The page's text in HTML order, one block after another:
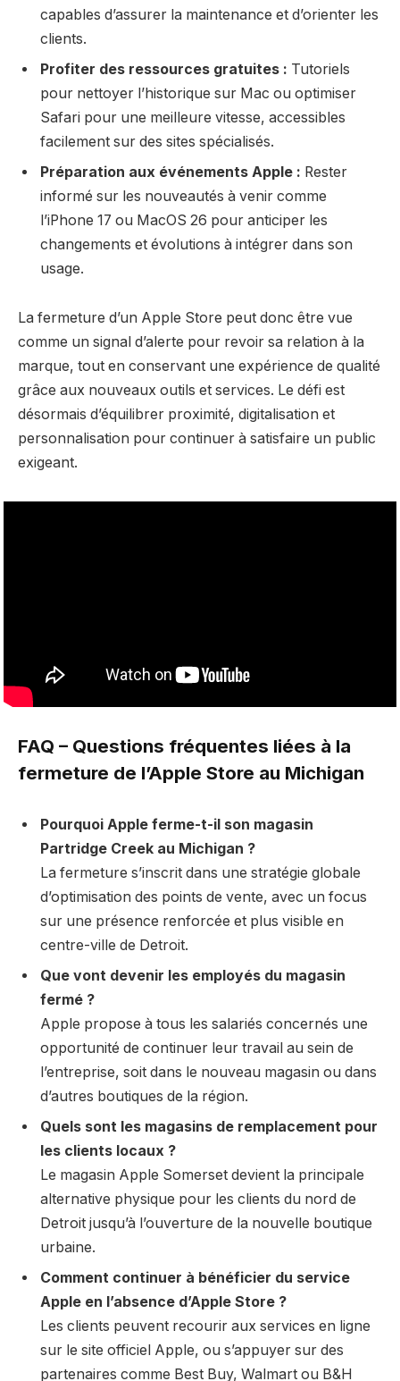
capables d’assurer la maintenance et d’orienter les
clients.
Profiter des ressources gratuites : Tutoriels
pour nettoyer l’historique sur Mac ou optimiser
Safari pour une meilleure vitesse, accessibles
facilement sur des sites spécialisés.
Préparation aux événements Apple : Rester
informé sur les nouveautés à venir comme
l’iPhone 17 ou MacOS 26 pour anticiper les
changements et évolutions à intégrer dans son
usage.
La fermeture d’un Apple Store peut donc être vue
comme un signal d’alerte pour revoir sa relation à la
marque, tout en conservant une expérience de qualité
grâce aux nouveaux outils et services. Le défi est
désormais d’équilibrer proximité, digitalisation et
personnalisation pour continuer à satisfaire un public
exigeant.
FAQ – Questions fréquentes liées à la
fermeture de l’Apple Store au Michigan
Pourquoi Apple ferme-t-il son magasin
Partridge Creek au Michigan ?
La fermeture s’inscrit dans une stratégie globale
d’optimisation des points de vente, avec un focus
sur une présence renforcée et plus visible en
centre-ville de Detroit.
Que vont devenir les employés du magasin
fermé ?
Apple propose à tous les salariés concernés une
opportunité de continuer leur travail au sein de
l’entreprise, soit dans le nouveau magasin ou dans
d’autres boutiques de la région.
Quels sont les magasins de remplacement pour
les clients locaux ?
Le magasin Apple Somerset devient la principale
alternative physique pour les clients du nord de
Detroit jusqu’à l’ouverture de la nouvelle boutique
urbaine.
Comment continuer à bénéficier du service
Apple en l’absence d’Apple Store ?
Les clients peuvent recourir aux services en ligne
sur le site officiel Apple, ou s’appuyer sur des
partenaires comme Best Buy, Walmart ou B&H